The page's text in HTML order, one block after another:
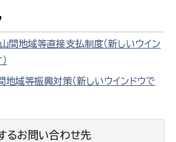
間地域等直接支払制度（新しいウイン
地域等振興対策（新しいウインドウで
るお問い合わせ先